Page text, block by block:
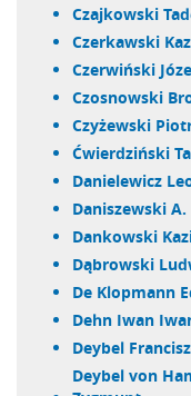
Czajkowski
Czerkawski
Czerwiński
Czosnowski
Czyżewski
Ćwierdziński
Danielewicz
Daniszewski A.
Dankowski
Dąbrowski
de Klopmann
Dehn Iwan
Deybel
Deybel von Hammerau (Deibel, Daybel) Jan